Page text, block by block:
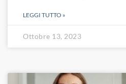
LEGGI TUTTO »
Ottobre 13, 2023